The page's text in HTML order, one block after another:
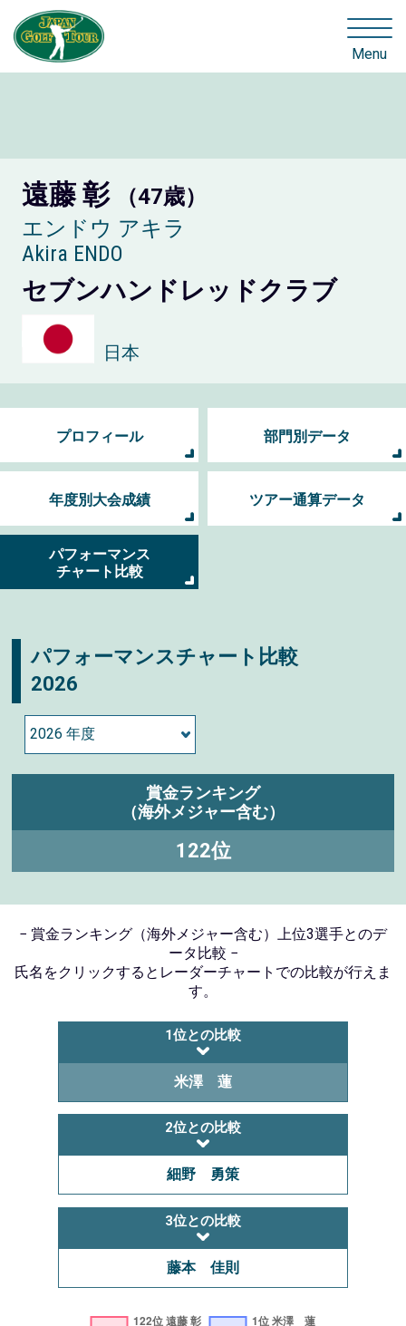
Menu
遠藤 彰
（47歳）
エンドウ アキラ
Akira ENDO
セブンハンドレッドクラブ
日本
プロフィール 部門別データ
年度別大会成績 ツアー通算データ
パフォーマンス
チャート比較
パフォーマンスチャート比較
2026
賞金ランキング
（海外メジャー含む）
122位
− 賞金ランキング（海外メジャー含む）上位3選手とのデ
ータ比較 −
氏名をクリックするとレーダーチャートでの比較が行えま
す。
1位との比較
米澤 蓮
2位との比較
細野 勇策
3位との比較
藤本 佳則